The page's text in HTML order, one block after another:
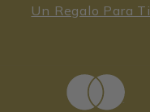
Un Regalo Para Ti